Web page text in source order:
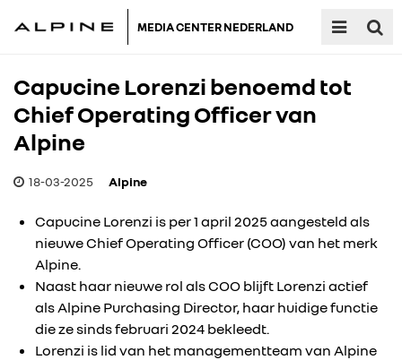
MEDIA CENTER NEDERLAND
Capucine Lorenzi benoemd tot
Chief Operating Officer van
Alpine
18-03-2025 Alpine
Capucine Lorenzi is per 1 april 2025 aangesteld als
nieuwe Chief Operating Officer (COO) van het merk
Alpine.
Naast haar nieuwe rol als COO blijft Lorenzi actief
als Alpine Purchasing Director, haar huidige functie
die ze sinds februari 2024 bekleedt.
Lorenzi is lid van het managementteam van Alpine